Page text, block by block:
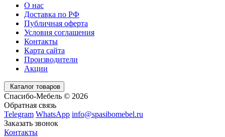
О нас
Доставка по РФ
Публичная оферта
Условия соглашения
Контакты
Карта сайта
Производители
Акции
Каталог товаров
Спасибо-Мебель © 2026
Обратная связь
Telegram WhatsApp info@spasibomebel.ru
Заказать звонок
Контакты